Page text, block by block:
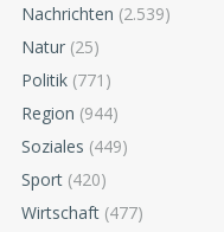
Nachrichten (2.539)
Natur (25)
Politik (771)
Region (944)
Soziales (449)
Sport (420)
Wirtschaft (477)